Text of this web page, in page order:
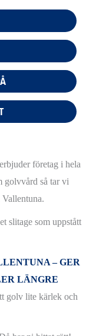
företag i hela
golvvård så tar vi
slitage som uppstått
– GER
LÄNGRE
golv lite kärlek och